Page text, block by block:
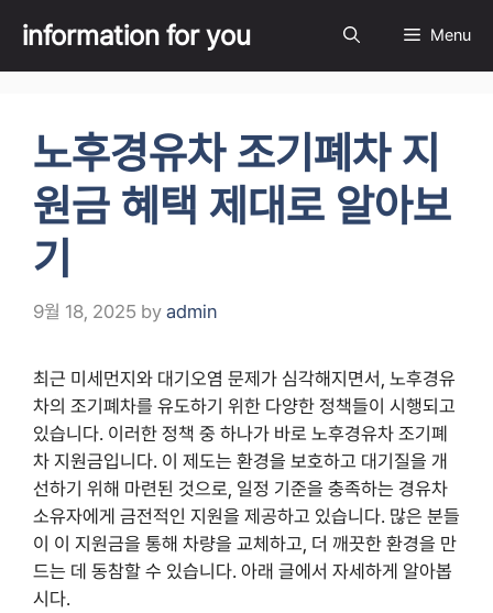
content
information for you Menu
노후경유차 조기폐차 지
원금 혜택 제대로 알아보
기
9월 18, 2025 by admin
최근 미세먼지와 대기오염 문제가 심각해지면서, 노후경유
차의 조기폐차를 유도하기 위한 다양한 정책들이 시행되고
있습니다. 이러한 정책 중 하나가 바로 노후경유차 조기폐
차 지원금입니다. 이 제도는 환경을 보호하고 대기질을 개
선하기 위해 마련된 것으로, 일정 기준을 충족하는 경유차
소유자에게 금전적인 지원을 제공하고 있습니다. 많은 분들
이 이 지원금을 통해 차량을 교체하고, 더 깨끗한 환경을 만
드는 데 동참할 수 있습니다. 아래 글에서 자세하게 알아봅
시다.